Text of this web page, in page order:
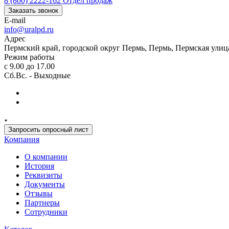
Заказать звонок
E-mail
info@uralpd.ru
Адрес
Пермский край, городской округ Пермь, Пермь, Пермская
Режим работы
с 9.00 до 17.00
Сб.Вс. - Выходные
Запросить опросный лист
Компания
О компании
История
Реквизиты
Документы
Отзывы
Партнеры
Сотрудники